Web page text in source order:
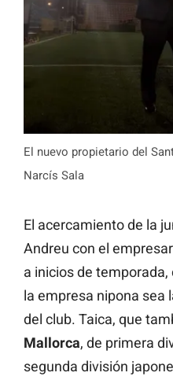
El nuevo propietario del
Narcís Sala
El acercamiento de la
Andreu con el
a inicios de
la empresa nipona sea
del club. Taica, que
Mallorca, de primera
segunda división